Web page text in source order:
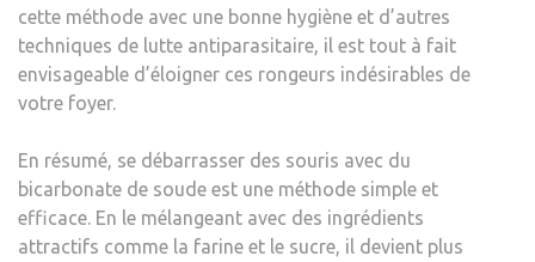
cette méthode avec une bonne hygiène et d’autres
techniques de lutte antiparasitaire, il est tout à fait
envisageable d’éloigner ces rongeurs indésirables de
votre foyer.
En résumé, se débarrasser des souris avec du
bicarbonate de soude est une méthode simple et
efficace. En le mélangeant avec des ingrédients
attractifs comme la farine et le sucre, il devient plus